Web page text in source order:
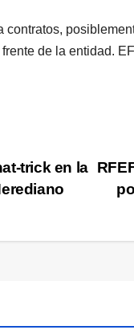
de la entidad.
trick en la